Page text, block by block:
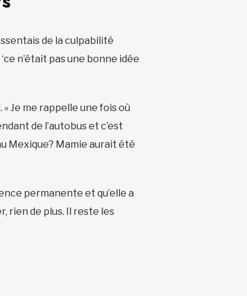
de la culpabilité
n’était pas une bonne idée
Je me rappelle une fois où
de l’autobus et c’est
Mexique? Mamie aurait été
permanente et qu’elle a
rien de plus. Il reste les